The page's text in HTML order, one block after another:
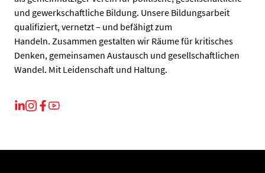
und gewerkschaftliche Bildung. Unsere Bildungsarbeit
qualifiziert, vernetzt – und befähigt zum
Handeln. Zusammen gestalten wir Räume für kritisches
Denken, gemeinsamen Austausch und gesellschaftlichen
Wandel. Mit Leidenschaft und Haltung.